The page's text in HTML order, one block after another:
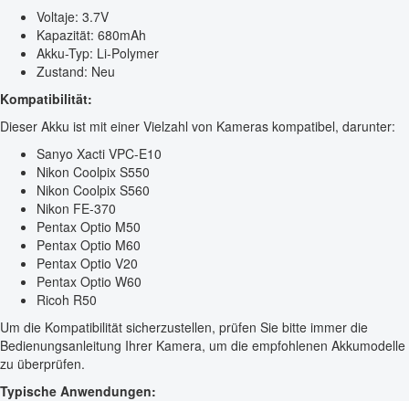
Voltaje: 3.7V
Kapazität: 680mAh
Akku-Typ: Li-Polymer
Zustand: Neu
Kompatibilität:
Dieser Akku ist mit einer Vielzahl von Kameras kompatibel, darunter:
Sanyo Xacti VPC-E10
Nikon Coolpix S550
Nikon Coolpix S560
Nikon FE-370
Pentax Optio M50
Pentax Optio M60
Pentax Optio V20
Pentax Optio W60
Ricoh R50
Um die Kompatibilität sicherzustellen, prüfen Sie bitte immer die
Bedienungsanleitung Ihrer Kamera, um die empfohlenen Akkumodelle
zu überprüfen.
Typische Anwendungen: